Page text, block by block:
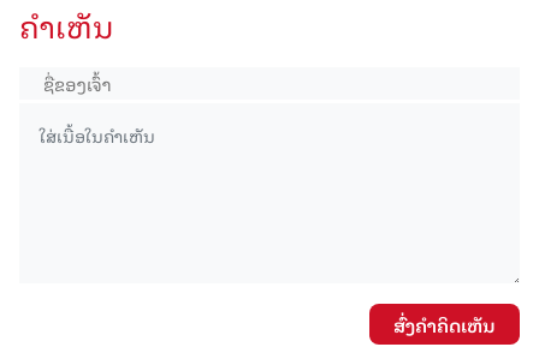
ຄໍາເຫັນ
ສົ່ງຄໍາຄິດເຫັນ